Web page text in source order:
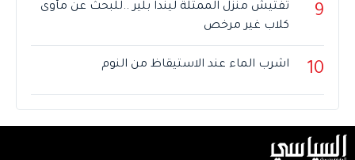
9
تفتيش منزل الممثلة ليندا بلير ..للبحث عن مأوى
كلاب غير مرخص
10 اشرب الماء عند الاستيقاظ من النوم